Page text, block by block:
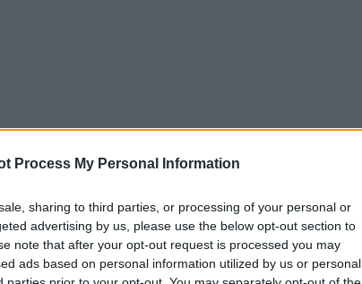
Process My Personal Information
sharing to third parties, or processing of your personal or
advertising by us, please use the below opt-out section to
note that after your opt-out request is processed you may
ads based on personal information utilized by us or personal